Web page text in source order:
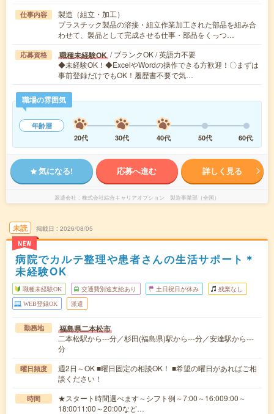
仕事内容
製造（組立・加工）
プラスチック製品の溶接・組立作業加工された部品を組み合
わせて、製品として完成させる仕事・部品をくっつ…
応募資格 職種未経験OK / ブランクOK / 英語力不要
◆未経験OK！◆ExcelやWordの操作できる方歓迎！〇まずは
事前登録だけでもOK！履歴書不要で気…
職場の雰囲気
年齢層
20代
30代 40代 50代 60代
気になる! 応募へ進む 詳しく見る
派遣会社 株式会社綜合キャリアオプション 製造事業部（全国）
未読
NEW
掲載日 2026/08/05
病院でカルテ整理や患者さんの生活サポート＊
未経験OK
職種未経験OK 交通費別途支給あり 土日祝日が休み 残業なし
WEB登録OK 派遣
勤務地 福島県二本松市
二本松駅から---分／杉田(福島県)駅から---分／安達駅から---
分
曜日頻度
週2日～OK ■曜日固定の相談OK！ ■希望の曜日があればご相
談ください！
時間
★スタート時間選べます～シフト例～7:00～16:009:00～
18:0011:00～20:00など…